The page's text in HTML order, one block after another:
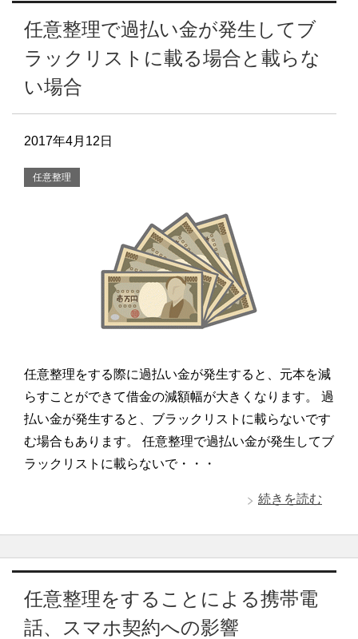
任意整理で過払い金が発生してブ
ラックリストに載る場合と載らな
い場合
2017年4月12日
任意整理
任意整理をする際に過払い金が発生すると、元本を減
らすことができて借金の減額幅が大きくなります。 過
払い金が発生すると、ブラックリストに載らないです
む場合もあります。 任意整理で過払い金が発生してブ
ラックリストに載らないで・・・
続きを読む
任意整理をすることによる携帯電
話、スマホ契約への影響